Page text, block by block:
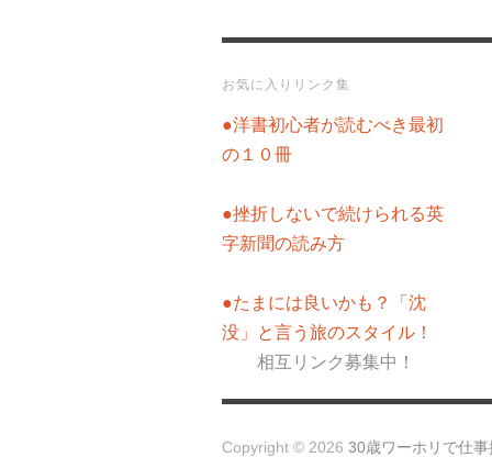
お気に入りリンク集
●洋書初心者が読むべき最初
の１０冊
●挫折しないで続けられる英
字新聞の読み方
●たまには良いかも？「沈
没」と言う旅のスタイル！
相互リンク募集中！
Copyright © 2026 30歳ワーホリで仕